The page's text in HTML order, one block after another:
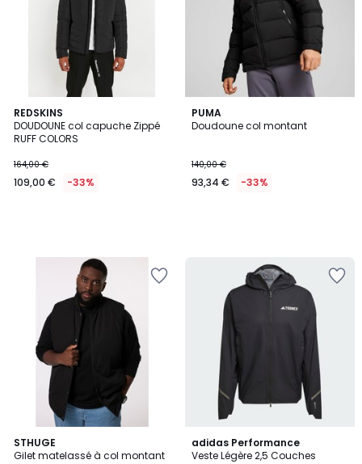
REDSKINS
DOUDOUNE col capuche Zippé
RUFF COLORS
164,00 €
109,00 € -33%
PUMA
Doudoune col montant
140,00 €
93,34 € -33%
STHUGE
Gilet matelassé à col montant
adidas Performance
Veste Légère 2,5 Couches
5
/
3
Couleurs